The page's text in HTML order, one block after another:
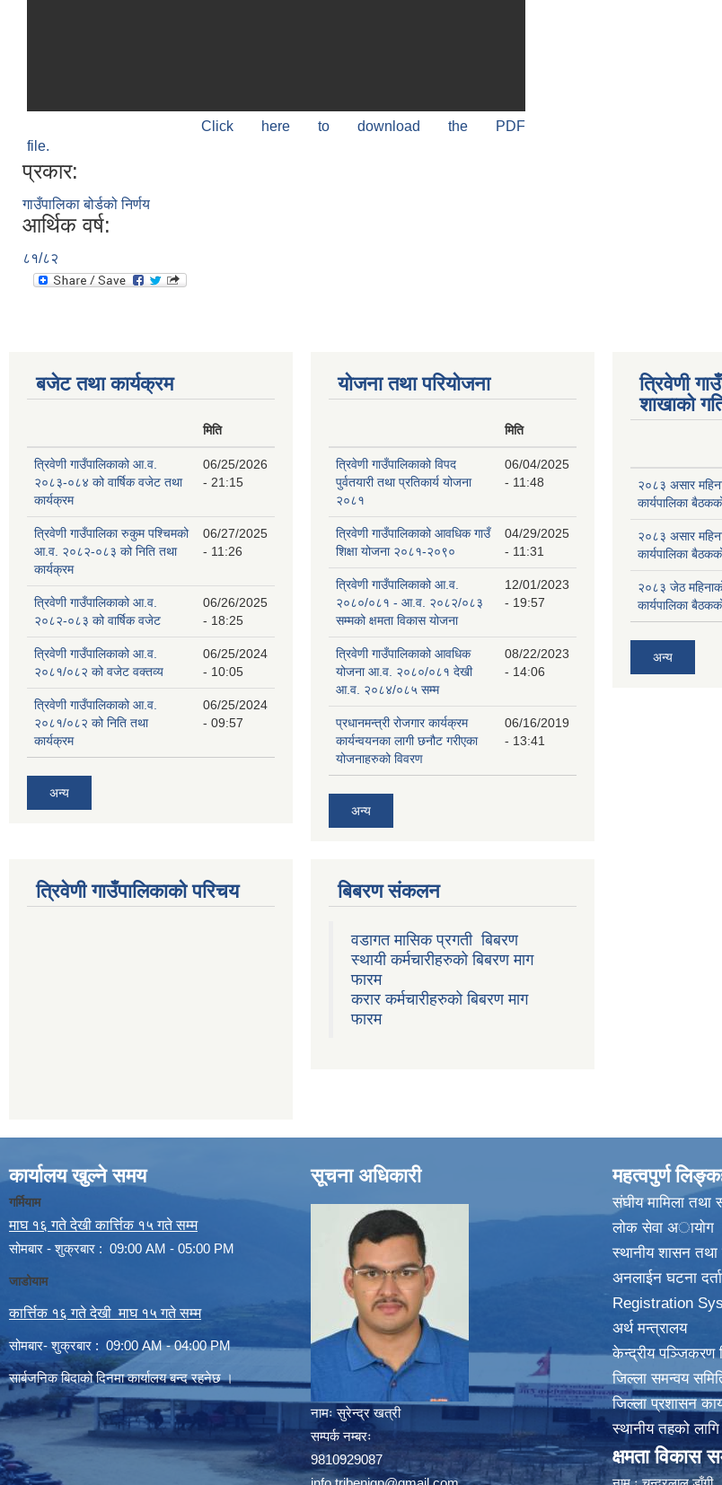
Click here to download the PDF
file.
प्रकार:
गाउँपालिका बोर्डको निर्णय
आर्थिक वर्ष:
८१/८२
बजेट तथा कार्यक्रम
मिति
त्रिवेणी गाउँपालिकाको आ.व.
२०८३-०८४ को वार्षिक वजेट तथा
कार्यक्रम
06/25/2026
- 21:15
त्रिवेणी गाउँपालिका रुकुम पश्‍चिमको
आ.व. २०८२-०८३ को निति तथा
कार्यक्रम
06/27/2025
- 11:26
त्रिवेणी गाउँपालिकाको आ.व.
२०८२-०८३ को वार्षिक वजेट
06/26/2025
- 18:25
त्रिवेणी गाउँपालिकाको आ.व.
२०८१/०८२ को वजेट वक्तव्य
06/25/2024
- 10:05
त्रिवेणी गाउँपालिकाको आ.व.
२०८१/०८२ को निति तथा
कार्यक्रम
06/25/2024
- 09:57
अन्य
योजना तथा परियोजना
मिति
त्रिवेणी गाउँपालिकाको विपद
पुर्वतयारी तथा प्रतिकार्य योजना
२०८१
06/04/2025
- 11:48
त्रिवेणी गाउँपालिकाको आवधिक गाउँ
शिक्षा योजना २०८१-२०९०
04/29/2025
- 11:31
त्रिवेणी गाउँपालिकाको आ.व.
२०८०/०८१ - आ.व. २०८२/०८३
सम्मको क्षमता विकास योजना
12/01/2023
- 19:57
त्रिवेणी गाउँपालिकाको आवधिक
योजना आ.व. २०८०/०८१ देखी
आ.व. २०८४/०८५ सम्म
08/22/2023
- 14:06
प्रधानमन्त्री रोजगार कार्यक्रम
कार्यन्वयनका लागी छनौट गरीएका
योजनाहरुको विवरण
06/16/2019
- 13:41
अन्य
त्रिवेणी
शाखाकाे
२०८३ असार
कार्यपालिका
२०८३ असार
कार्यपालिका
२०८३ जेठ
कार्यपालिका
अन्य
त्रिवेणी गाउँपालिकाको परिचय बिबरण संकलन
वडागत मासिक प्रगती बिबरण
स्थायी कर्मचारीहरुको बिबरण माग
फारम
करार कर्मचारीहरुको बिबरण माग
फारम
कार्यालय खुल्ने समय
गर्मियाम
माघ १६ गते देखी कार्त्तिक १५ गते सम्म
सोमबार - शुक्रबार : 09:00 AM - 05:00 PM
जाडोयाम
कार्त्तिक १६ गते देखी माघ १५ गते सम्म
सोमबार- शुक्रबार : 09:00 AM - 04:00 PM
सार्बजनिक बिदाको दिनमा कार्यालय बन्द रहनेछ ।
सूचना अधिकारी
नामः सुरेन्द्र खत्री
सम्पर्क नम्बरः
9810929087
महत्वपुर्ण
संघीय मामिला तथा
लोक सेवा अायाेग
स्थानीय शासन तथा
अनलाईन घटना
Registration
अर्थ मन्त्रालय
केन्द्रीय पञ्जिकरण
जिल्ला समन्वय
जिल्ला प्रशासन
स्थानीय तहको
क्षमता विकास